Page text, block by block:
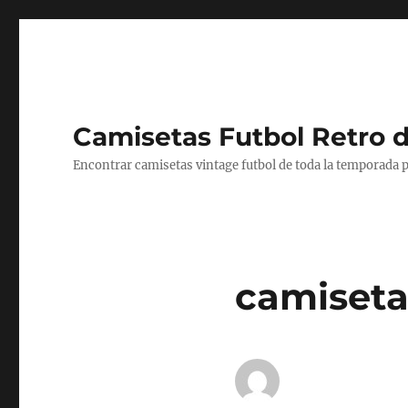
Camisetas Futbol Retro
Encontrar camisetas vintage futbol de toda la temporada